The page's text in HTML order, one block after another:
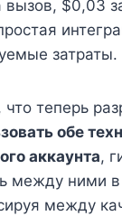
вызов, $0,03
затраты.
что теперь
обе
аккаунта,
между ними в
между